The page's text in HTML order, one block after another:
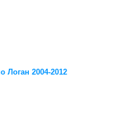
Логан 2004-2012